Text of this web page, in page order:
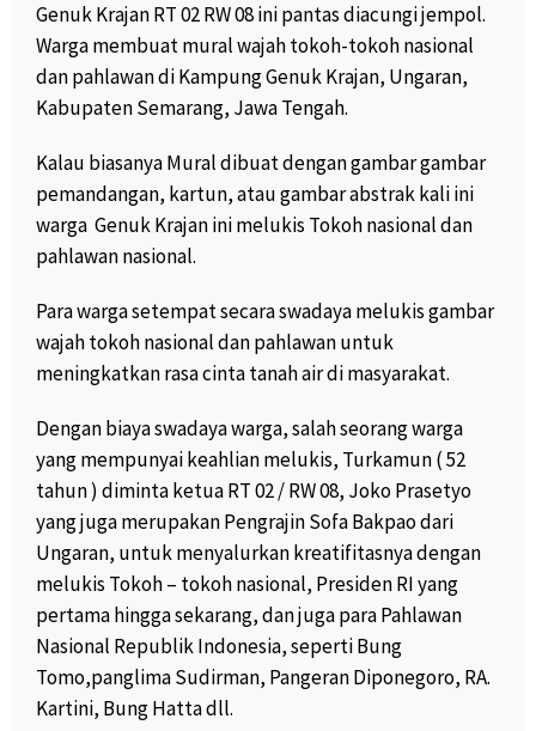
Genuk Krajan RT 02 RW 08 ini pantas diacungi jempol.
Warga membuat mural wajah tokoh-tokoh nasional
dan pahlawan di Kampung Genuk Krajan, Ungaran,
Kabupaten Semarang, Jawa Tengah.
Kalau biasanya Mural dibuat dengan gambar gambar
pemandangan, kartun, atau gambar abstrak kali ini
warga Genuk Krajan ini melukis Tokoh nasional dan
pahlawan nasional.
Para warga setempat secara swadaya melukis gambar
wajah tokoh nasional dan pahlawan untuk
meningkatkan rasa cinta tanah air di masyarakat.
Dengan biaya swadaya warga, salah seorang warga
yang mempunyai keahlian melukis, Turkamun ( 52
tahun ) diminta ketua RT 02 / RW 08, Joko Prasetyo
yang juga merupakan Pengrajin Sofa Bakpao dari
Ungaran, untuk menyalurkan kreatifitasnya dengan
melukis Tokoh – tokoh nasional, Presiden RI yang
pertama hingga sekarang, dan juga para Pahlawan
Nasional Republik Indonesia, seperti Bung
Tomo,panglima Sudirman, Pangeran Diponegoro, RA.
Kartini, Bung Hatta dll.